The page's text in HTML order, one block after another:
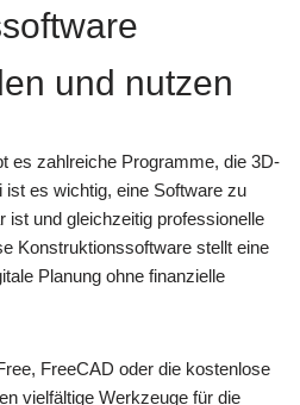
und nutzen
es zahlreiche Programme, die 3D-
ist es wichtig, eine Software zu
ist und gleichzeitig professionelle
Konstruktionssoftware stellt eine
Planung ohne finanzielle
FreeCAD oder die kostenlose
vielfältige Werkzeuge für die